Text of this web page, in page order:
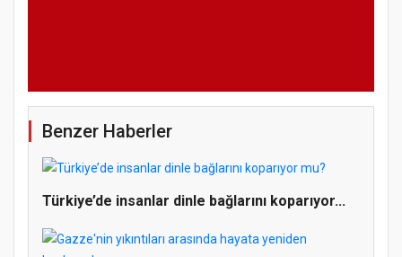
Benzer Haberler
Türkiye’de insanlar dinle bağlarını koparıyor...